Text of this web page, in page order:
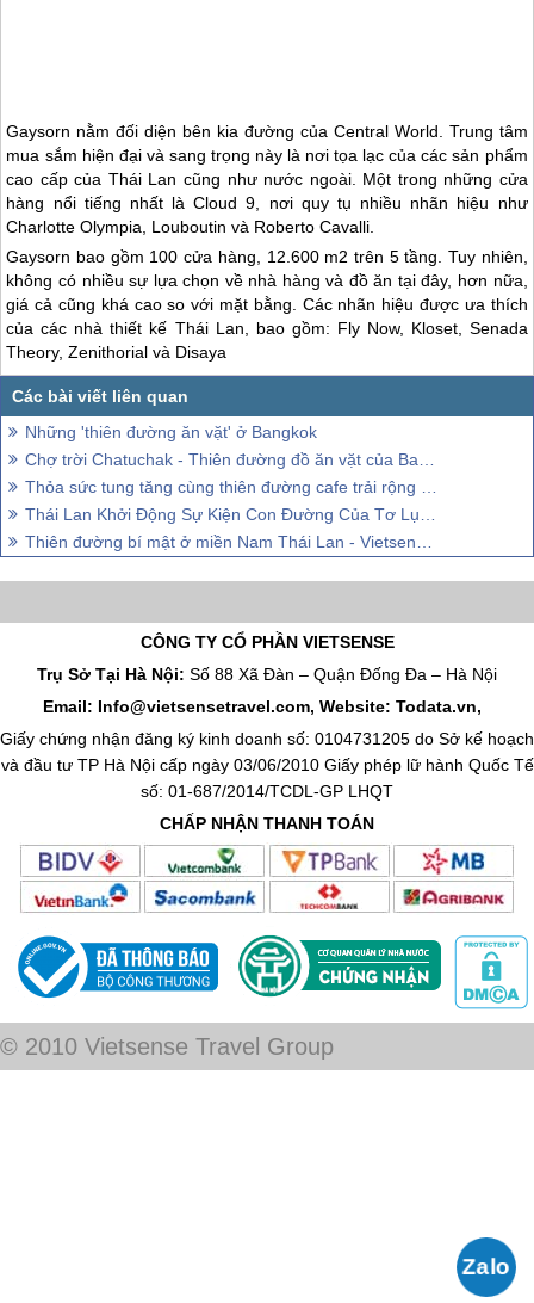
Gaysorn nằm đối diện bên kia đường của Central World. Trung tâm
mua sắm hiện đại và sang trọng này là nơi tọa lạc của các sản phẩm
cao cấp của Thái Lan cũng như nước ngoài. Một trong những cửa
hàng nổi tiếng nhất là Cloud 9, nơi quy tụ nhiều nhãn hiệu như
Charlotte Olympia, Louboutin và Roberto Cavalli.
Gaysorn bao gồm 100 cửa hàng, 12.600 m2 trên 5 tầng. Tuy nhiên,
không có nhiều sự lựa chọn về nhà hàng và đồ ăn tại đây, hơn nữa,
giá cả cũng khá cao so với mặt bằng. Các nhãn hiệu được ưa thích
của các nhà thiết kế Thái Lan , bao gồm: Fly Now, Kloset, Senada
Theory, Zenithorial và Disaya
Những 'thiên đường ăn vặt' ở Bangkok
Chợ trời Chatuchak - Thiên đường đồ ăn vặt của Bangkok Thái Lan
Thỏa sức tung tăng cùng thiên đường cafe trải rộng Bangkok Thái Lan
Thái Lan Khởi Động Sự Kiện Con Đường Của Tơ Lụa - Con Đường Thái Lan
Thiên đường bí mật ở miền Nam Thái Lan - Vietsense Travel
CÔNG TY CỔ PHẦN VIETSENSE
Trụ Sở Tại Hà Nội: Số 88 Xã Đàn – Quận Đống Đa – Hà Nội
Email: Info@vietsensetravel.com, Website: Todata.vn,
Giấy chứng nhận đăng ký kinh doanh số: 0104731205 do Sở kế hoạch
và đầu tư TP Hà Nội cấp ngày 03/06/2010 Giấy phép lữ hành Quốc Tế
số: 01-687/2014/TCDL-GP LHQT
CHẤP NHẬN THANH TOÁN
© 2010 Vietsense Travel Group